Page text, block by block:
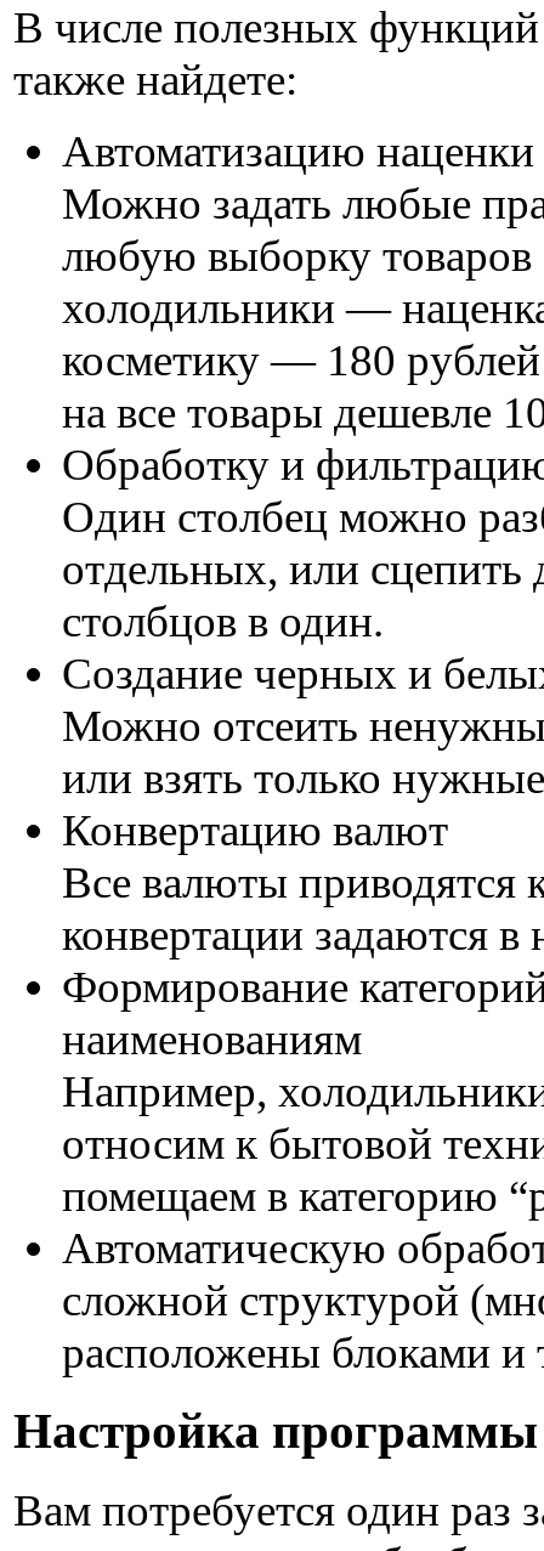
В числе полезных
также найдете:
Автоматизацию наценки
Можно задать любые
любую выборку товаров
холодильники —
косметику — 180
на все товары дешевле
Обработку и
Один столбец можно
отдельных, или
столбцов в один.
Создание черных и
Можно отсеить
или взять только
Конвертацию валют
Все валюты приводятся
конвертации задаются в
Формирование
наименованиям
Например,
относим к бытовой
помещаем в категорию
Автоматическую
сложной структурой
расположены блоками и
Настройка
Вам потребуется один раз